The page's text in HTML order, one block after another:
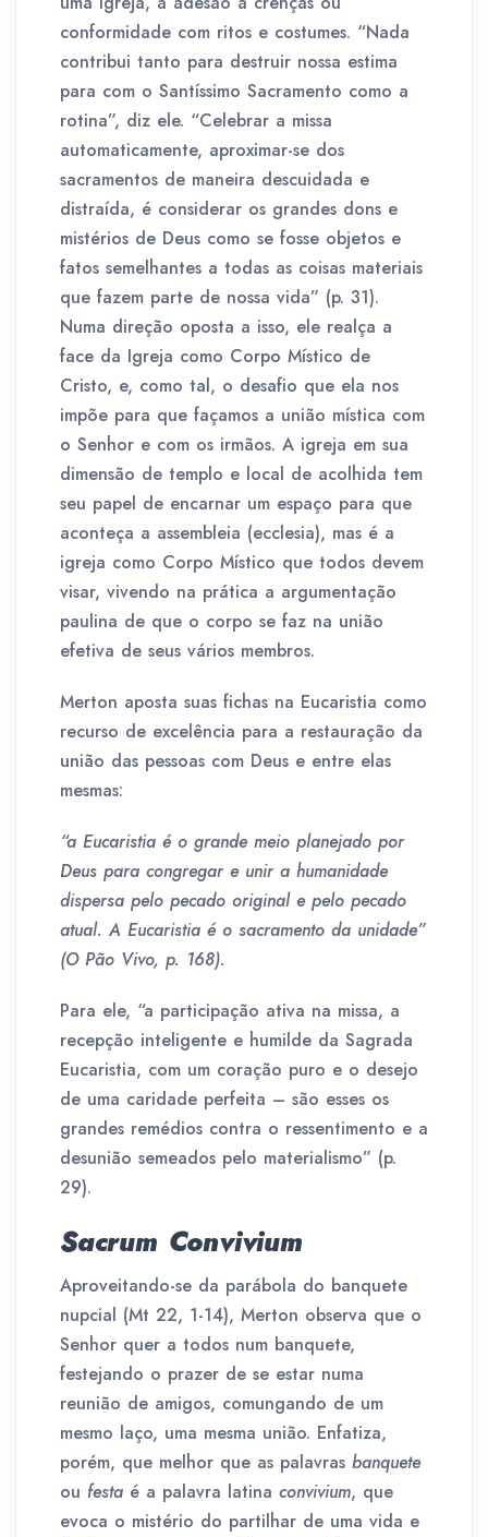
conformidade com ritos e costumes. “Nada
contribui tanto para destruir nossa estima
para com o Santíssimo Sacramento como a
rotina”, diz ele. “Celebrar a missa
automaticamente, aproximar-se dos
sacramentos de maneira descuidada e
distraída, é considerar os grandes dons e
mistérios de Deus como se fosse objetos e
fatos semelhantes a todas as coisas materiais
que fazem parte de nossa vida” (p. 31).
Numa direção oposta a isso, ele realça a
face da Igreja como Corpo Místico de
Cristo, e, como tal, o desafio que ela nos
impõe para que façamos a união mística com
o Senhor e com os irmãos. A igreja em sua
dimensão de templo e local de acolhida tem
seu papel de encarnar um espaço para que
aconteça a assembleia (ecclesia), mas é a
igreja como Corpo Místico que todos devem
visar, vivendo na prática a argumentação
paulina de que o corpo se faz na união
efetiva de seus vários membros.
Merton aposta suas fichas na Eucaristia como
recurso de excelência para a restauração da
união das pessoas com Deus e entre elas
mesmas:
“a Eucaristia é o grande meio planejado por
Deus para congregar e unir a humanidade
dispersa pelo pecado original e pelo pecado
atual. A Eucaristia é o sacramento da unidade”
(O Pão Vivo, p. 168).
Para ele, “a participação ativa na missa, a
recepção inteligente e humilde da Sagrada
Eucaristia, com um coração puro e o desejo
de uma caridade perfeita – são esses os
grandes remédios contra o ressentimento e a
desunião semeados pelo materialismo” (p.
29).
Sacrum Convivium
Aproveitando-se da parábola do banquete
nupcial (Mt 22, 1-14), Merton observa que o
Senhor quer a todos num banquete,
festejando o prazer de se estar numa
reunião de amigos, comungando de um
mesmo laço, uma mesma união. Enfatiza,
porém, que melhor que as palavras banquete
ou festa é a palavra latina convivium, que
evoca o mistério do partilhar de uma vida e